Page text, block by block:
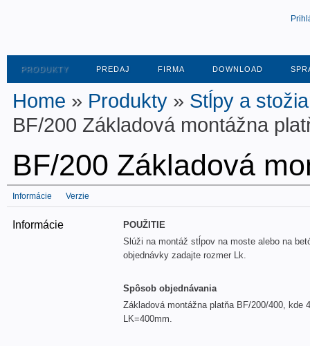
PRODUKTY PREDAJ FIRMA DOWNLOAD
Home » Produkty » Stĺpy a
BF/200 Základová montážna
BF/200 Základová
Informácie Verzie
Informácie
POUŽITIE
Slúži na montáž stĺpov na moste alebo na
objednávky zadajte rozmer Lk.
Spôsob objednávania
Základová montážna platňa BF/200/400, kde
LK=400mm.